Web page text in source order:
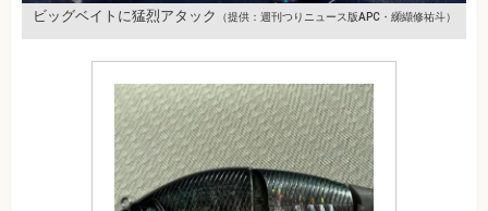
ビッグベイトに猛烈アタック （提供：週刊つりニュース版APC・纐纈修祐斗）